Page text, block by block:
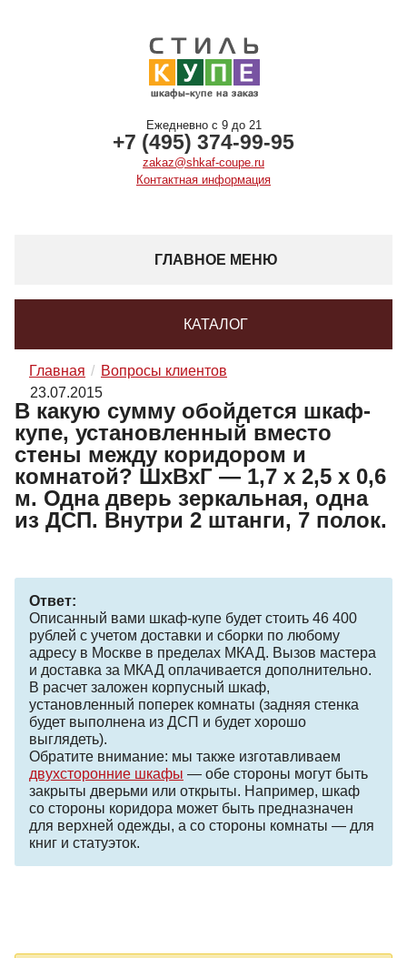
Ежедневно с 9 до 21
+7 (495) 374-99-95
zakaz@shkaf-coupe.ru
Контактная информация
ГЛАВНОЕ МЕНЮ
КАТАЛОГ
Главная
Вопросы клиентов
23.07.2015
В какую сумму обойдется шкаф-
купе, установленный вместо
стены между коридором и
комнатой? ШхВхГ — 1,7 х 2,5 х 0,6
м. Одна дверь зеркальная, одна
из ДСП. Внутри 2 штанги, 7 полок.
Ответ:
Описанный вами шкаф-купе будет стоить 46 400
рублей с учетом доставки и сборки по любому
адресу в Москве в пределах МКАД. Вызов мастера
и доставка за МКАД оплачивается дополнительно.
В расчет заложен корпусный шкаф,
установленный поперек комнаты (задняя стенка
будет выполнена из ДСП и будет хорошо
выглядеть).
Обратите внимание: мы также изготавливаем
двухсторонние шкафы — обе стороны могут быть
закрыты дверьми или открыты. Например, шкаф
со стороны коридора может быть предназначен
для верхней одежды, а со стороны комнаты — для
книг и статуэток.